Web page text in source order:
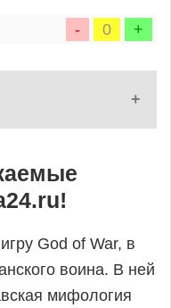
- 0 +
God of War, в
воина. В ней
мифология